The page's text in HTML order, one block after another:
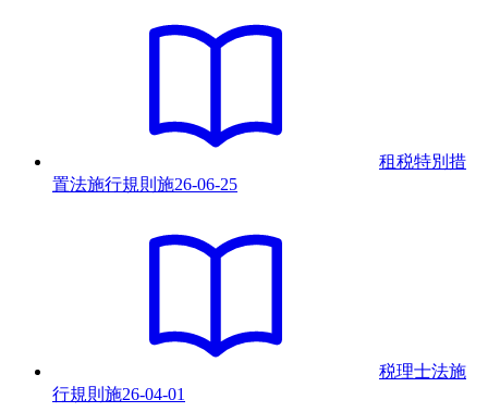
租税特別措
置法施行規則 施26-06-25
税理士法施
行規則 施26-04-01